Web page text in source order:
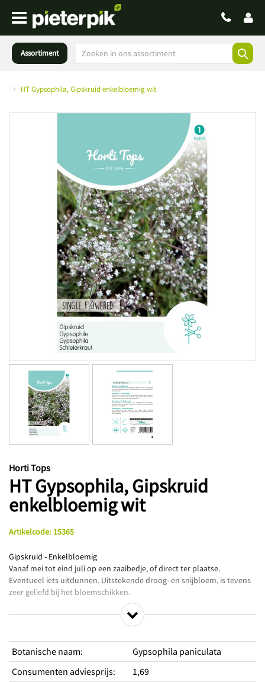
Assortiment
HT Gypsophila, Gipskruid enkelbloemig wit
Horti Tops
HT Gypsophila, Gipskruid
enkelbloemig wit
Artikelcode: 15365
Gipskruid - Enkelbloemig
Vanaf mei tot eind juli op een zaaibedje, of direct ter plaatse.
Eventueel iets uitdunnen. Uitstekende droog- en snijbloem, is tevens
zeer geliefd bij het bloemschikken.
Wolk van witte bloemen in de border
Staan fantastisch op de vaas
Ook geschikt als droogbloem
Botanische naam:
Gypsophila paniculata
Consumenten adviesprijs:
1,69